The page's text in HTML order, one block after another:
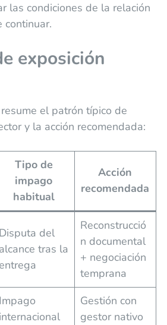
las condiciones de la relación
continuar.
exposición
el patrón típico de
y la acción recomendada:
Tipo de
impago
habitual
Acción
recomendada
Disputa del
alcance tras la
entrega
Reconstrucció
n documental
+ negociación
temprana
Impago
internacional
Gestión con
gestor nativo